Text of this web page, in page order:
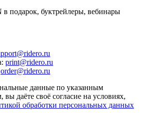
подарок, буктрейлеры, вебинары
: print@ridero.ru
order@ridero.ru
данные по указанным
даёте своё согласие на условиях,
обработки персональных данных